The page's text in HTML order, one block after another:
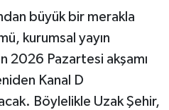
büyük bir merakla
kurumsal yayın
2026 Pazartesi akşamı
Kanal D
Böylelikle Uzak Şehir,